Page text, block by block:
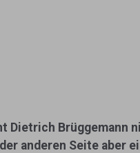
Dietrich Brüggemann
anderen Seite aber